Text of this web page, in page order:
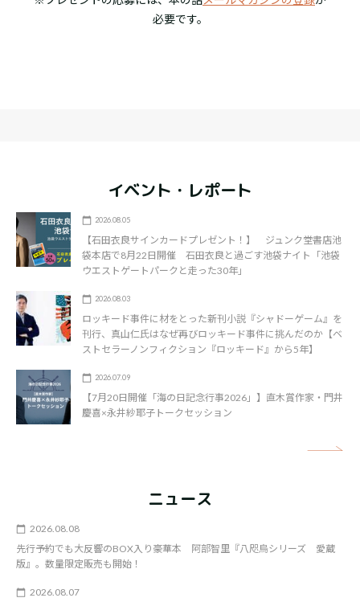
必要です。
イベント・レポート
2026.08.05
【石田衣良サインカードプレゼント！】 ジュンク堂書店池
袋本店で8月22日開催 石田衣良と過ごす池袋ナイト「池袋
ウエストゲートパークと走った30年」
2026.08.03
ロッキード事件に材をとった新刊小説『シャドーゲーム』を
刊行、真山仁氏はなぜ再びロッキード事件に挑んだのか【ベ
ストセラーノンフィクション『ロッキード』から5年】
2026.07.09
【7月20日開催「海の日記念行事2026」】直木賞作家・門井
慶喜×永井紗耶子トークセッション
ニュース
2026.08.08
先行予約でも大反響のBOX入り豪華本 阿部智里『八咫烏シリーズ 愛蔵
版』。数量限定販売も開始！
2026.08.07